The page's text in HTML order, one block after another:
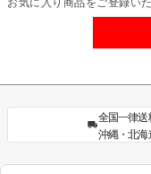
全国一律
沖縄・北